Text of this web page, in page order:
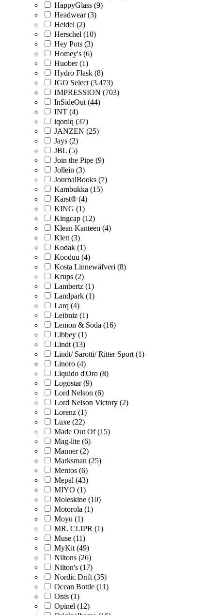
HappyGlass (9)
Headwear (3)
Heidel (2)
Herschel (10)
Hey Pots (3)
Homey's (6)
Huober (1)
Hydro Flask (8)
IGO Select (3.473)
IMPRESSION (703)
InSideOut (44)
INT (4)
iqoniq (37)
JANZEN (25)
Jays (2)
JBL (5)
Join the Pipe (9)
Jollein (3)
JournalBooks (7)
Kambukka (15)
Karst® (4)
KING (1)
Kingcap (12)
Klean Kanteen (4)
Klett (3)
Kodak (1)
Kooduu (4)
Kosta Linnewäfveri (8)
Krups (2)
Lambertz (1)
Landpark (1)
Larq (4)
Leibniz (1)
Lemon & Soda (16)
Libbey (1)
Lindt (13)
Lindt/ Sarotti/ Ritter Sport (1)
Linoro (4)
Liquido d'Oro (8)
Logostar (9)
Lord Nelson (6)
Lord Nelson Victory (2)
Lorenz (1)
Luxe (22)
Made Out Of (15)
Mag-lite (6)
Manner (2)
Marksman (25)
Mentos (6)
Mepal (43)
MIYO (1)
Moleskine (10)
Motorola (1)
Moyu (1)
MR. CLIPR (1)
Muse (11)
MyKit (49)
Niltons (26)
Nilton's (17)
Nordic Drift (35)
Ocean Bottle (11)
Onis (1)
Opinel (12)